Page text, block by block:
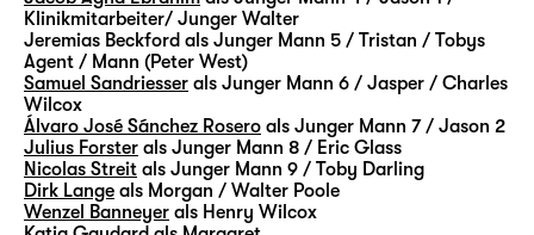
Jahre — ihre Hoffnungen, ihre Sehnsüchte
und Ängste, ihre sehr verschiedenen
Ansichten und Lebensentwürfe. Erfolg oder
Geborgenheit, Privates oder Politisches —
gibt es das nur einzeln oder auch zusammen?
Die Lebenswege der Figuren werden geprägt
von individuellen Entscheidungen — aber
mehr noch von Umständen und Bedingungen,
Klinikmitarbeiter/ Junger Walter
Jeremias Beckford als Junger Mann 5 / Tristan / Tobys
Agent / Mann (Peter West)
Samuel Sandriesser als Junger Mann 6 / Jasper / Charles
Wilcox
Álvaro José Sánchez Rosero als Junger Mann 7 / Jason 2
Julius Forster als Junger Mann 8 / Eric Glass
Nicolas Streit als Junger Mann 9 / Toby Darling
Dirk Lange als Morgan / Walter Poole
Wenzel Banneyer als Henry Wilcox